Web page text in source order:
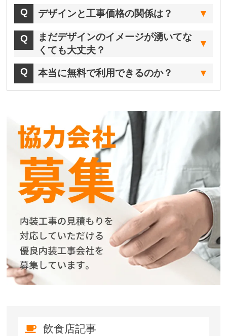
デザインと工事価格の関係は？
まだデザインのイメージが湧いてな
くても大丈夫？
本当に無料で利用できるのか？
飲食店記事